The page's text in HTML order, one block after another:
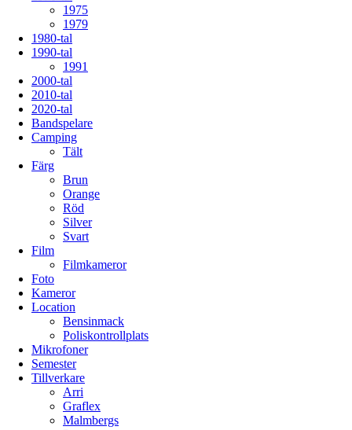
1975
1979
1980-tal
1990-tal
1991
2000-tal
2010-tal
2020-tal
Bandspelare
Camping
Tält
Färg
Brun
Orange
Röd
Silver
Svart
Film
Filmkameror
Foto
Kameror
Location
Bensinmack
Poliskontrollplats
Mikrofoner
Semester
Tillverkare
Arri
Graflex
Malmbergs